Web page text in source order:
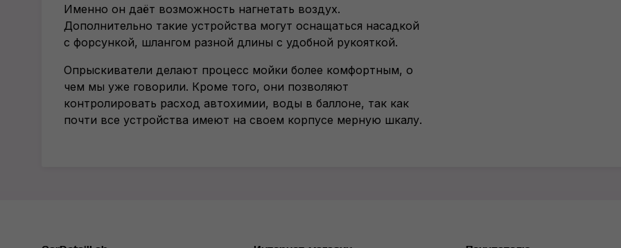
Именно он даёт возможность нагнетать воздух.
Дополнительно такие устройства могут оснащаться насадкой
с форсункой, шлангом разной длины с удобной рукояткой.
Опрыскиватели делают процесс мойки более комфортным, о
чем мы уже говорили. Кроме того, они позволяют
контролировать расход автохимии, воды в баллоне, так как
почти все устройства имеют на своем корпусе мерную шкалу.